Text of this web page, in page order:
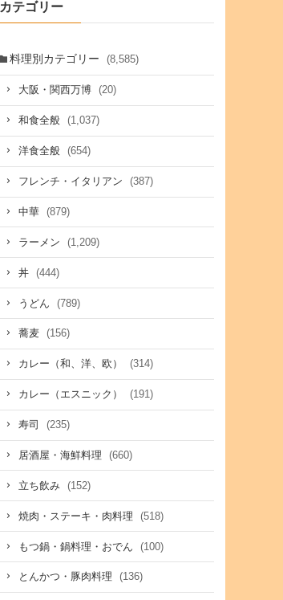
カテゴリー
料理別カテゴリー (8,585)
大阪・関西万博 (20)
和食全般 (1,037)
洋食全般 (654)
フレンチ・イタリアン (387)
中華 (879)
ラーメン (1,209)
丼 (444)
うどん (789)
蕎麦 (156)
カレー（和、洋、欧） (314)
カレー（エスニック） (191)
寿司 (235)
居酒屋・海鮮料理 (660)
立ち飲み (152)
焼肉・ステーキ・肉料理 (518)
もつ鍋・鍋料理・おでん (100)
とんかつ・豚肉料理 (136)